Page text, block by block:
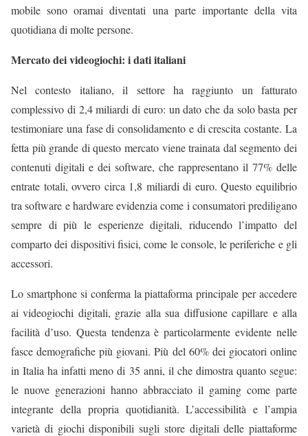
mobile sono oramai diventati una parte importante della vita
quotidiana di molte persone.
Mercato dei videogiochi: i dati italiani
Nel contesto italiano, il settore ha raggiunto un fatturato
complessivo di 2,4 miliardi di euro: un dato che da solo basta per
testimoniare una fase di consolidamento e di crescita costante. La
fetta più grande di questo mercato viene trainata dal segmento dei
contenuti digitali e dei software, che rappresentano il 77% delle
entrate totali, ovvero circa 1,8 miliardi di euro. Questo equilibrio
tra software e hardware evidenzia come i consumatori prediligano
sempre di più le esperienze digitali, riducendo l’impatto del
comparto dei dispositivi fisici, come le console, le periferiche e gli
accessori.
Lo smartphone si conferma la piattaforma principale per accedere
ai videogiochi digitali, grazie alla sua diffusione capillare e alla
facilità d’uso. Questa tendenza è particolarmente evidente nelle
fasce demografiche più giovani. Più del 60% dei giocatori online
in Italia ha infatti meno di 35 anni, il che dimostra quanto segue:
le nuove generazioni hanno abbracciato il gaming come parte
integrante della propria quotidianità. L’accessibilità e l’ampia
varietà di giochi disponibili sugli store digitali delle piattaforme